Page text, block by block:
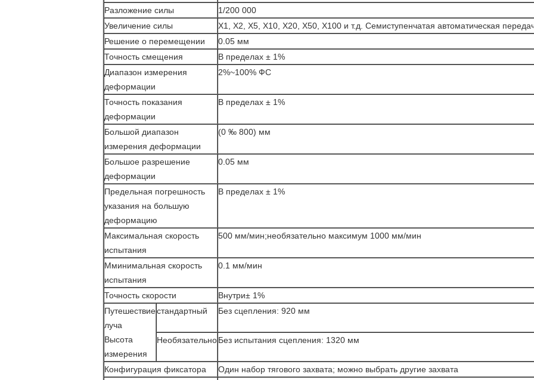
Разложение силы
1/200 000
Увеличение силы
X1, X2, X5, X10, X20, X50, X100 и т.д. Семиступенчатая автоматическая
Решение о перемещении
0.05 мм
Точность смещения
В пределах ± 1%
Диапазон измерения
деформации
2%~100% ФС
Точность показания
деформации
В пределах ± 1%
Большой диапазон
измерения деформации
(0 ‰ 800) мм
Большое разрешение
деформации
0.05 мм
Предельная погрешность
указания на большую
деформацию
В пределах ± 1%
Максимальная скорость
испытания
500 мм/мин;необязательно максимум 1000 мм/мин
Мминимальная скорость
испытания
0.1 мм/мин
Точность скорости Внутри± 1%
Путешествие
луча
Высота
измерения
стандартный Без сцепления: 920 мм
НеобязательноБез испытания сцепления: 1320 мм
Конфигурация фиксатора
Один набор тягового захвата; можно выбрать другие захвата